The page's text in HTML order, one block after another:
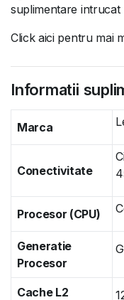
suplimentare intrucat
Click aici pentru mai
Informatii
Marca
Conectivitate
Procesor (CPU)
Generatie
Procesor
Cache L2